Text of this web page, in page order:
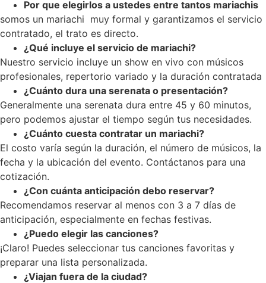
Por que elegirlos a ustedes entre tantos mariachis
somos un mariachi muy formal y garantizamos el servicio
contratado, el trato es directo.
¿Qué incluye el servicio de mariachi?
Nuestro servicio incluye un show en vivo con músicos
profesionales, repertorio variado y la duración contratada
¿Cuánto dura una serenata o presentación?
Generalmente una serenata dura entre 45 y 60 minutos,
pero podemos ajustar el tiempo según tus necesidades.
¿Cuánto cuesta contratar un mariachi?
El costo varía según la duración, el número de músicos, la
fecha y la ubicación del evento. Contáctanos para una
cotización.
¿Con cuánta anticipación debo reservar?
Recomendamos reservar al menos con 3 a 7 días de
anticipación, especialmente en fechas festivas.
¿Puedo elegir las canciones?
¡Claro! Puedes seleccionar tus canciones favoritas y
preparar una lista personalizada.
¿Viajan fuera de la ciudad?